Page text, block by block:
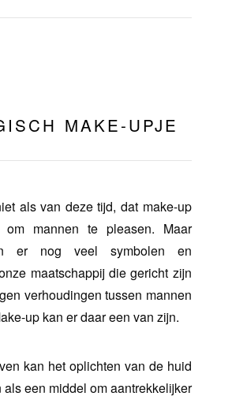
MAKE-UPJE
als van deze tijd, dat make-up
om mannen te pleasen. Maar
er nog veel symbolen en
maatschappij die gericht zijn
verhoudingen tussen mannen
up kan er daar een van zijn.
kan het oplichten van de huid
een middel om aantrekkelijker